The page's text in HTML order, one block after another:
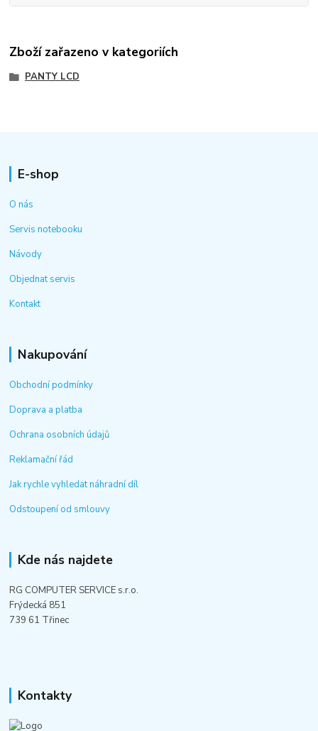
Zboží zařazeno v kategoriích
PANTY LCD
E-shop
O nás
Servis notebooku
Návody
Objednat servis
Kontakt
Nakupování
Obchodní podmínky
Doprava a platba
Ochrana osobních údajů
Reklamační řád
Jak rychle vyhledat náhradní díl
Odstoupení od smlouvy
Kde nás najdete
RG COMPUTER SERVICE s.r.o.
Frýdecká 851
739 61 Třinec
Kontakty